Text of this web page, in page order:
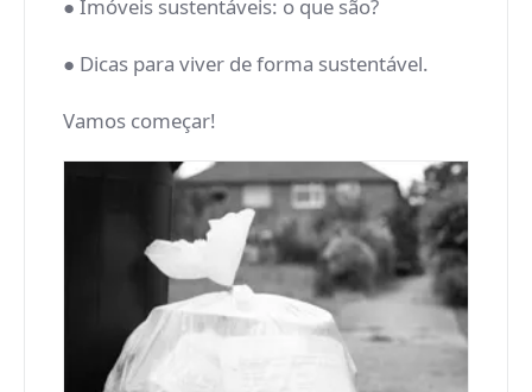
● Imóveis sustentáveis: o que são?
● Dicas para viver de forma sustentável.
Vamos começar!